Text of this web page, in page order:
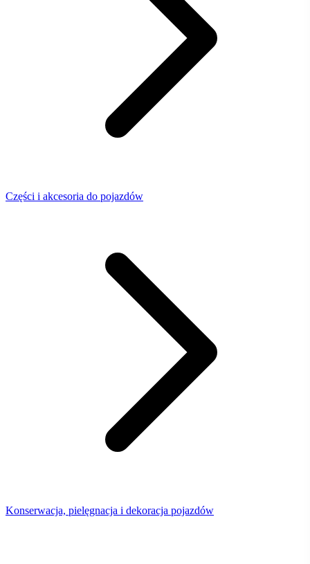
Części i akcesoria do pojazdów
Konserwacja, pielęgnacja i dekoracja pojazdów